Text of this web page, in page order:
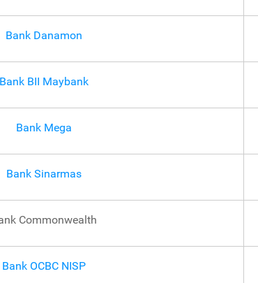
Bank Danamon
Bank BII Maybank
Bank Mega
Bank Sinarmas
Commonwealth
Bank OCBC NISP